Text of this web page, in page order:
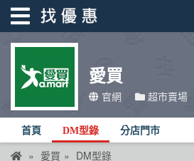
愛買
官網 超市賣場
首頁 DM型錄 分店門市
愛買 DM型錄
找優惠
首頁
優惠活動